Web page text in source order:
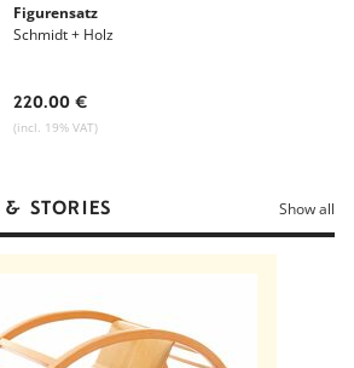
Figurensatz
Schmidt + Holz
220.00 €
(incl. 19% VAT)
& STORIES Show all